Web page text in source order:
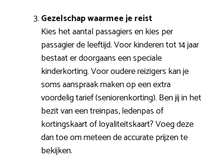
Gezelschap waarmee je reist
Kies het aantal passagiers en kies per
passagier de leeftijd. Voor kinderen tot 14 jaar
bestaat er doorgaans een speciale
kinderkorting. Voor oudere reizigers kan je
soms aanspraak maken op een extra
voordelig tarief (seniorenkorting). Ben jij in het
bezit van een treinpas, ledenpas of
kortingskaart of loyaliteitskaart? Voeg deze
dan toe om meteen de accurate prijzen te
bekijken.